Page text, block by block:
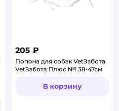
205 ₽
Попона для собак VetЗабота
VetЗабота Плюс №1 38-47см
В корзину